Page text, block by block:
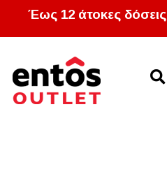
Έως 12 άτοκες δόσεις